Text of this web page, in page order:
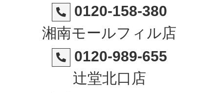
0120-158-380
湘南モールフィル店
0120-989-655
辻堂北口店